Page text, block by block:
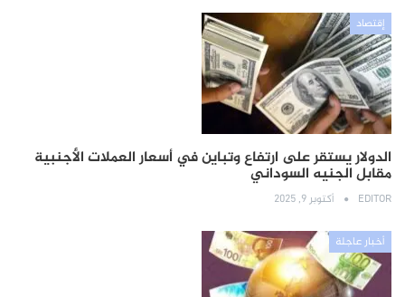
إقتصاد
الدولار يستقر على ارتفاع وتباين في أسعار العملات الأجنبية
مقابل الجنيه السوداني
EDITOR أكتوبر 9, 2025
أخبار عاجلة